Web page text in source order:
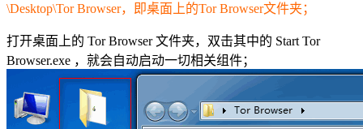
\Desktop\Tor Browser，即桌面上的Tor Browser文件夹；
打开桌面上的 Tor Browser 文件夹，双击其中的 Start Tor
Browser.exe ，就会自动启动一切相关组件；